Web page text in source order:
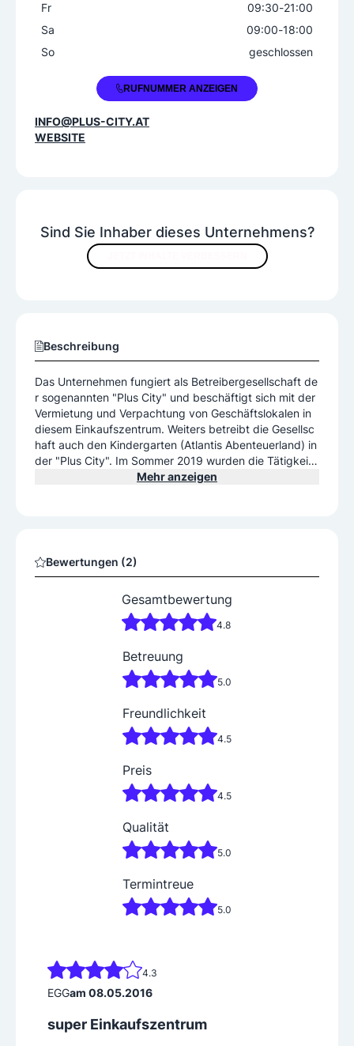
Sind Sie Inhaber dieses Unternehmens?
Beschreibung
Das Unternehmen fungiert als Betreibergesellschaft de
r sogenannten "Plus City" und beschäftigt sich mit der
Vermietung und Verpachtung von Geschäftslokalen in
diesem Einkaufszentrum. Weiters betreibt die Gesellsc
haft auch den Kindergarten (Atlantis Abenteuerland) in
der "Plus City". Im Sommer 2019 wurden die Tätigkeite
n der Firmen Plus-City Beteiligungserwerbs GmbH (FN
Mehr anzeigen
Bewertungen (2)
Gesamtbewertung
4.8
Betreuung
5.0
Freundlichkeit
4.5
Preis
4.5
Qualität
5.0
Termintreue
5.0
4.3
EGGam 08.05.2016
super Einkaufszentrum
Fr
09:30-21:00
Sa
09:00-18:00
So
geschlossen
+43 7229 6800RUFNUMMER ANZEIGEN
INFO@PLUS-CITY.AT
WEBSITE